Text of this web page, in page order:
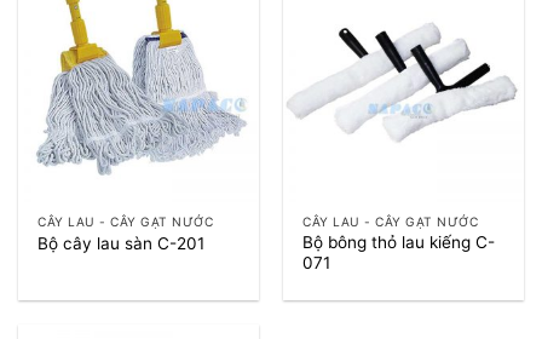
CÂY LAU - CÂY GẠT NƯỚC
Bộ cây lau sàn C-201
CÂY LAU - CÂY GẠT NƯỚC
Bộ bông thỏ lau kiếng C-
071